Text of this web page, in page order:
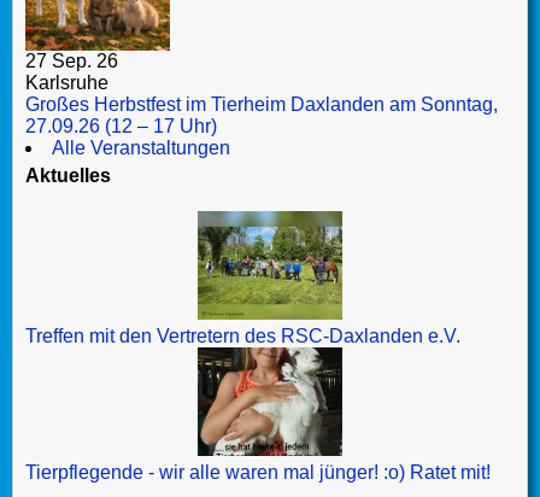
27 Sep. 26
Karlsruhe
Großes Herbstfest im Tierheim Daxlanden am Sonntag,
27.09.26 (12 – 17 Uhr)
Alle Veranstaltungen
Aktuelles
Treffen mit den Vertretern des RSC-Daxlanden e.V.
Tierpflegende - wir alle waren mal jünger! :o) Ratet mit!